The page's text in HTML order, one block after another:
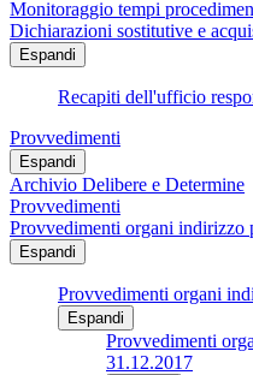
Monitoraggio tempi
Dichiarazioni sostitutive e
Espandi
Recapiti dell'ufficio
Provvedimenti
Espandi
Archivio Delibere e Determine
Provvedimenti
Provvedimenti organi indirizzo
Espandi
Provvedimenti organi
Espandi
Provvedimenti
31.12.2017